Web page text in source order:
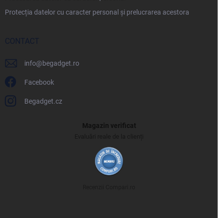
Protecția datelor cu caracter personal și prelucrarea acestora
CONTACT
info@begadget.ro
Facebook
Begadget.cz
Magazin verificat